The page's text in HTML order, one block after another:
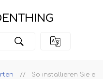
So installieren Sie